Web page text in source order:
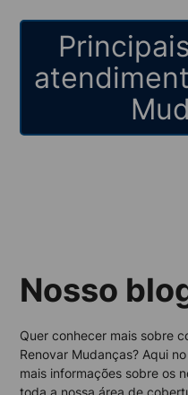
Nosso
Quer conhecer mais sobre
Renovar Mudanças? Aqui
mais informações sobre os
toda a nossa área de